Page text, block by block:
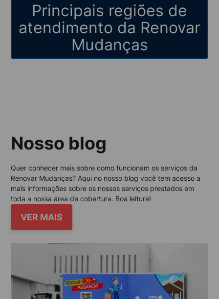
Principais regiões de
atendimento da Renovar
Mudanças
Nosso blog
Quer conhecer mais sobre como funcionam os serviços da
Renovar Mudanças? Aqui no nosso blog você tem acesso a
mais informações sobre os nossos serviços prestados em
toda a nossa área de cobertura. Boa leitura!
VER MAIS